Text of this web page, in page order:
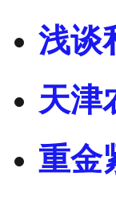
浅谈
天津
重金